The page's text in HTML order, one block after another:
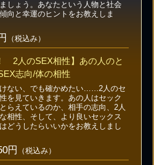
しょう。あなたという人物と社会
向と幸運のヒントをお教えしま
（税込み）
2人のSEX相性】あの人のと
志向/体の相性
ない、でも確かめたい……2人のセ
を見ていきます。あの人はセック
らえているのか、相手の志向、2人
相性、そして、より良いセックス
どうしたらいいかをお教えしまし
円 （税込み）